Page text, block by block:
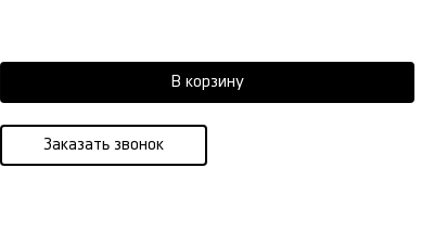
В корзину
Заказать звонок